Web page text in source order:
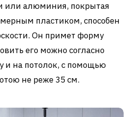
или алюминия, покрытая
пластиком, способен
Он примет форму
его можно согласно
и на потолок, с помощью
не реже 35 см.